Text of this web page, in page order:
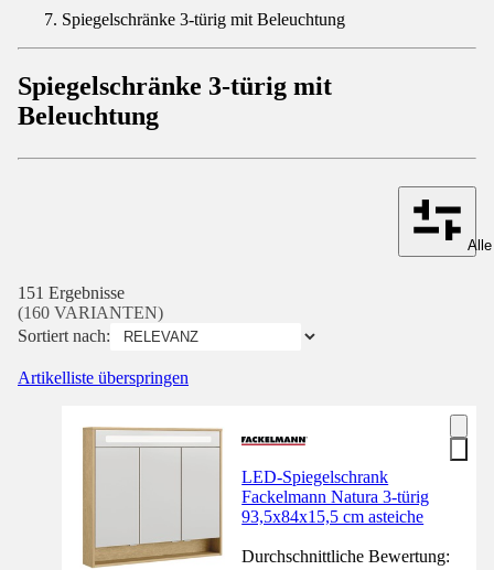
Spiegelschränke 3-türig mit Beleuchtung
Spiegelschränke 3-türig mit
Beleuchtung
151 Ergebnisse
(160 VARIANTEN)
Sortiert nach:
Artikelliste überspringen
LED-Spiegelschrank
Fackelmann Natura 3-türig
93,5x84x15,5 cm asteiche
Durchschnittliche Bewertung: